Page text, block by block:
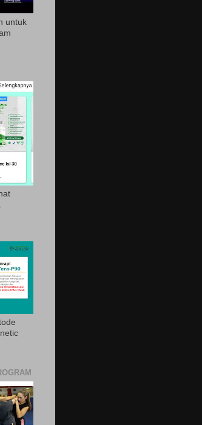
untuk